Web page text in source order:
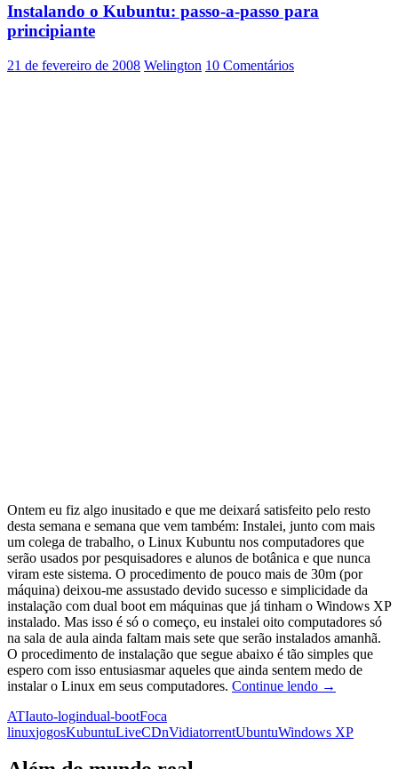
personalizado
download
(a
Instalando o Kubuntu: passo-a-passo para
principiante
21 de fevereiro de 2008 Welington 10 Comentários
Ontem eu fiz algo inusitado e que me deixará satisfeito pelo resto
desta semana e semana que vem também: Instalei, junto com mais
um colega de trabalho, o Linux Kubuntu nos computadores que
serão usados por pesquisadores e alunos de botânica e que nunca
viram este sistema. O procedimento de pouco mais de 30m (por
máquina) deixou-me assustado devido sucesso e simplicidade da
instalação com dual boot em máquinas que já tinham o Windows XP
instalado. Mas isso é só o começo, eu instalei oito computadores só
na sala de aula ainda faltam mais sete que serão instalados amanhã.
O procedimento de instalação que segue abaixo é tão simples que
espero com isso entusiasmar aqueles que ainda sentem medo de
instalar o Linux em seus computadores. Continue lendo Instalando
passo-
→
ATIauto-logindual-bootFoca
linuxjogosKubuntuLiveCDnVidiatorrentUbuntuWindows XP